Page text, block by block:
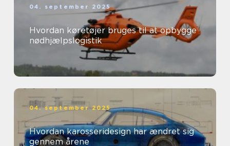
04. september 2025
Hvordan køretøjer bruges til at opbygge
nødhjælpslogistik
04. september 2025
Hvordan karosseridesign har ændret sig
gennem årene